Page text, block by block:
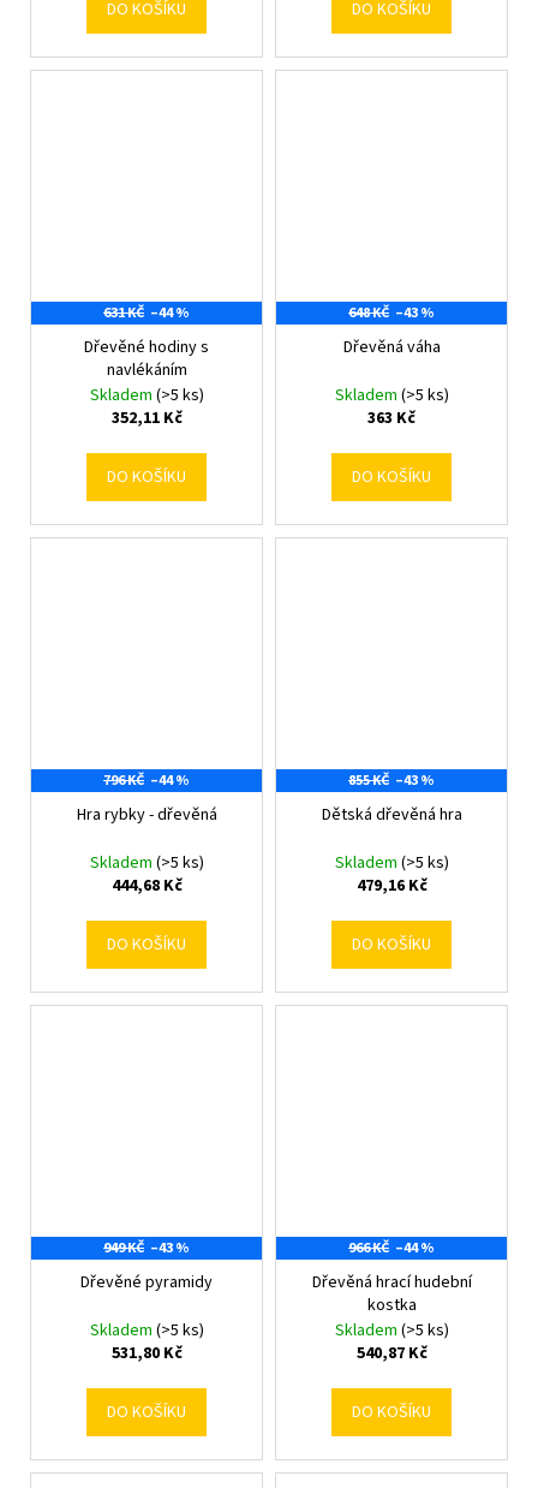
DO KOŠÍKU DO KOŠÍKU
631 KČ –44 %
Dřevěné hodiny s
navlékáním
Skladem (>5 ks)
352,11 Kč
DO KOŠÍKU
648 KČ –43 %
Dřevěná váha
Skladem (>5 ks)
363 Kč
DO KOŠÍKU
796 KČ –44 %
Hra rybky - dřevěná
Skladem (>5 ks)
444,68 Kč
DO KOŠÍKU
855 KČ –43 %
Dětská dřevěná hra
Skladem (>5 ks)
479,16 Kč
DO KOŠÍKU
949 KČ –43 %
Dřevěné pyramidy
Skladem (>5 ks)
531,80 Kč
DO KOŠÍKU
966 KČ –44 %
Dřevěná hrací hudební
kostka
Skladem (>5 ks)
540,87 Kč
DO KOŠÍKU